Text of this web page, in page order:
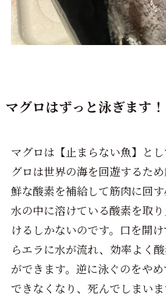
マグロはずっと泳ぎます！
マグロは【止まらない魚】とし
グロは世界の海を回遊するた
鮮な酸素を補給して筋肉に回す
水の中に溶けている酸素を取
けるしかないのです。口を開
らエラに水が流れ、効率よく
ができます。逆に泳ぐのをや
できなくなり、死んでしまいま